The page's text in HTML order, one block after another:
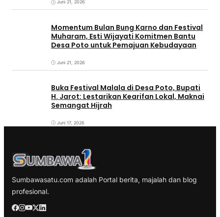
Juni 21, 2026
Momentum Bulan Bung Karno dan Festival
Muharam, Esti Wijayati Komitmen Bantu
Desa Poto untuk Pemajuan Kebudayaan
Juni 21, 2026
Buka Festival Malala di Desa Poto, Bupati
H. Jarot: Lestarikan Kearifan Lokal, Maknai
Semangat Hijrah
Juni 17, 2026
Sumbawasatu.com adalah Portal berita, majalah dan blog
profesional.